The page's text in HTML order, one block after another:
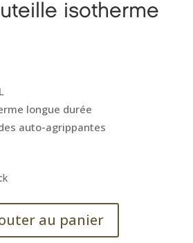
isotherme
longue durée
auto-agrippantes
au panier